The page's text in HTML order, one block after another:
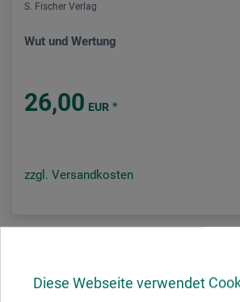
Diese Webseite verwendet
S. Fischer Verlag
Wut und Wertung
26,00 EUR *
zzgl. Versandkosten